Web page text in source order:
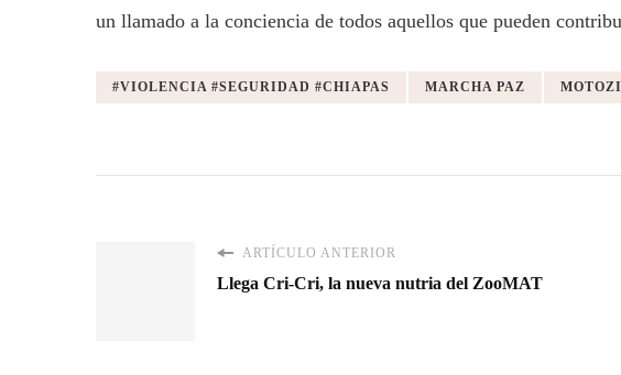
un llamado a la conciencia de todos aquellos que pueden
#VIOLENCIA #SEGURIDAD #CHIAPAS MARCHA PAZ
ARTÍCULO ANTERIOR
Llega Cri-Cri, la nueva nutria del ZooMAT